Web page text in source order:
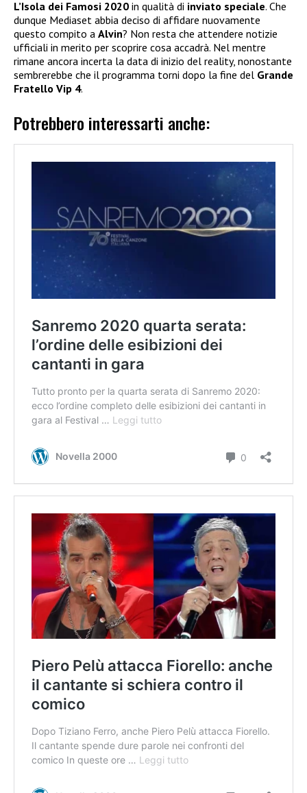
L’Isola dei Famosi 2020 in qualità di inviato speciale. Che
dunque Mediaset abbia deciso di affidare nuovamente
questo compito a Alvin? Non resta che attendere notizie
ufficiali in merito per scoprire cosa accadrà. Nel mentre
rimane ancora incerta la data di inizio del reality, nonostante
sembrerebbe che il programma torni dopo la fine del Grande
Fratello Vip 4.
Potrebbero interessarti anche: